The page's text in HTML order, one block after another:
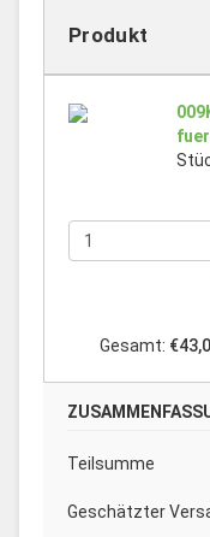
Produkt
Gesamt:
Teilsumme
Geschätzter